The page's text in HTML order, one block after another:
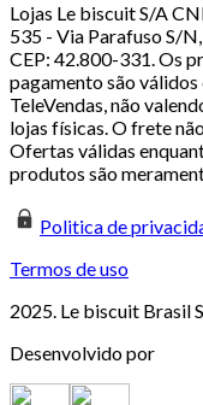
Lojas Le biscuit S/A
535 - Via Parafuso S/
CEP: 42.800-331. Os
pagamento são válidos
TeleVendas, não
lojas físicas. O frete
Ofertas válidas
produtos são
Politica de
Termos de uso
2025. Le biscuit Brasil
Desenvolvido por